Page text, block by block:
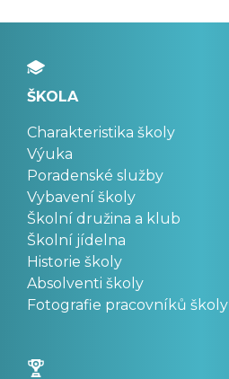
ŠKOLA
Charakteristika školy
Výuka
Poradenské služby
Vybavení školy
Školní družina a klub
Školní jídelna
Historie školy
Absolventi školy
Fotografie pracovníků školy